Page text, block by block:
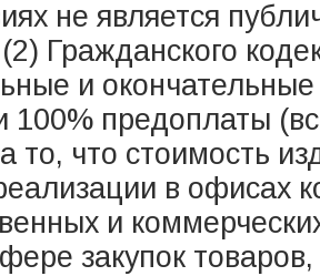
не является
Гражданского
и
100% предоплаты
то, что стоимость
в офисах
и
закупок